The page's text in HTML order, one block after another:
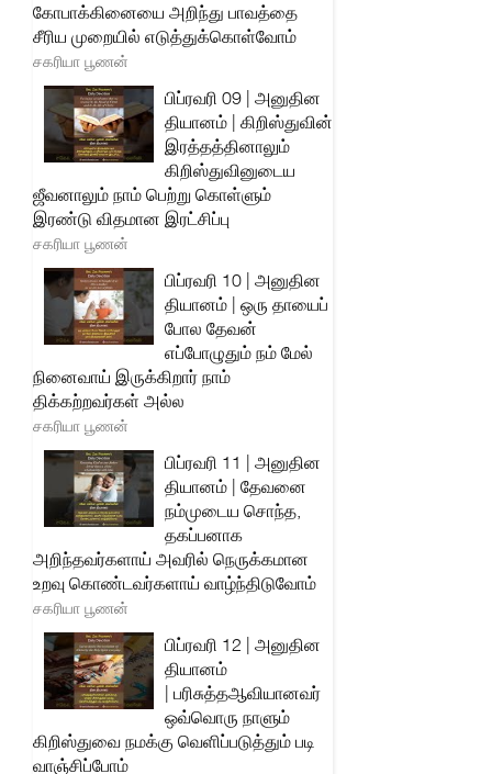
கோபாக்கினையை அறிந்து பாவத்தை
சீரிய முறையில் எடுத்துக்கொள்வோம்
சகரியா பூணன்
பிப்ரவரி 09 | அனுதின
தியானம் | கிறிஸ்துவின்
இரத்தத்தினாலும்
கிறிஸ்துவினுடைய
ஜீவனாலும் நாம் பெற்று கொள்ளும்
இரண்டு விதமான இரட்சிப்பு
சகரியா பூணன்
பிப்ரவரி 10 | அனுதின
தியானம் | ஒரு தாயைப்
போல தேவன்
எப்போழுதும் நம் மேல்
நினைவாய் இருக்கிறார் நாம்
திக்கற்றவர்கள் அல்ல
சகரியா பூணன்
பிப்ரவரி 11 | அனுதின
தியானம் | தேவனை
நம்முடைய சொந்த,
தகப்பனாக
அறிந்தவர்களாய் அவரில் நெருக்கமான
உறவு கொண்டவர்களாய் வாழ்ந்திடுவோம்
சகரியா பூணன்
பிப்ரவரி 12 | அனுதின
தியானம்
| பரிசுத்தஆவியானவர்
ஒவ்வொரு நாளும்
கிறிஸ்துவை நமக்கு வெளிப்படுத்தும் படி
வாஞ்சிப்போம்